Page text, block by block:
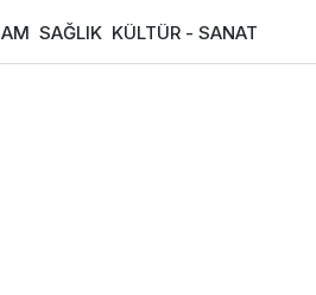
SAĞLIK KÜLTÜR - SANAT